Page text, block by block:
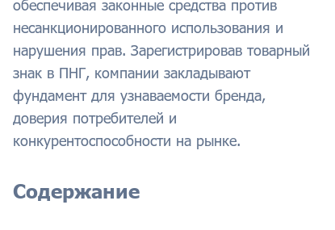
обеспечивая законные средства против
несанкционированного использования и
нарушения прав. Зарегистрировав товарный
знак в ПНГ, компании закладывают
фундамент для узнаваемости бренда,
доверия потребителей и
конкурентоспособности на рынке.
Содержание